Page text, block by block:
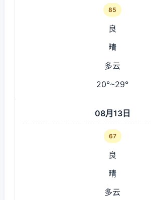
85
良
晴
多云
20°~29°
08月13日
67
良
晴
多云